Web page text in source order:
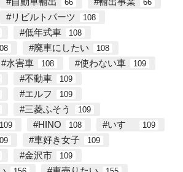
自動車輸出 66 輸出事業 66
リビルトパーツ 108
低年式車 108
廃車にしたい 108
水害車 108 使わない車 109
不動車 109
エルフ 109
三菱ふそう 109
109 HINO 108 いすゞ 109
車好き女子 109
金沢市 109